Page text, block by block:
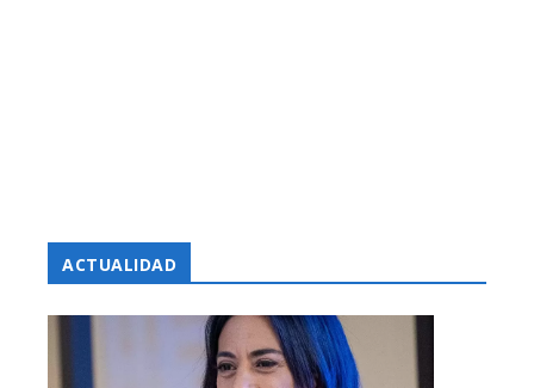
ACTUALIDAD